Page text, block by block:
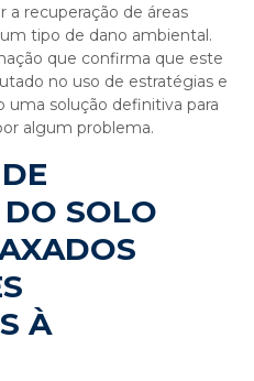
a recuperação de áreas
tipo de dano ambiental.
que confirma que este
no uso de estratégias e
solução definitiva para
algum problema.
SOLO
À